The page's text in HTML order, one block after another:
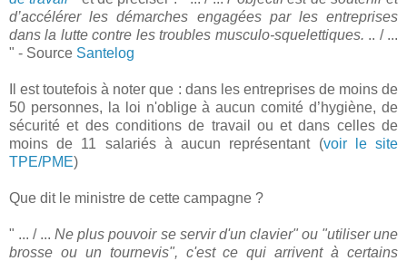
d’accélérer les démarches engagées par les entreprises
dans la lutte contre les troubles musculo-squelettiques. .. / ...
" - Source Santelog
Il est toutefois à noter que : dans les entreprises de moins de
50 personnes, la loi n'oblige à aucun comité d’hygiène, de
sécurité et des conditions de travail ou et dans celles de
moins de 11 salariés à aucun représentant (voir le site
TPE/PME)
Que dit le ministre de cette campagne ?
" ... / ...Ne plus pouvoir se servir d'un clavier" ou "utiliser une
brosse ou un tournevis", c'est ce qui arrivent à certains